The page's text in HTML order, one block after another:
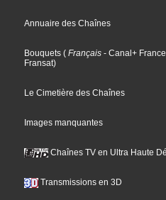
Annuaire des Chaînes
Bouquets ( Français - Canal+ France
Fransat)
Le Cimetière des Chaînes
Images manquantes
Chaînes TV en Ultra Haute
Transmissions en 3D